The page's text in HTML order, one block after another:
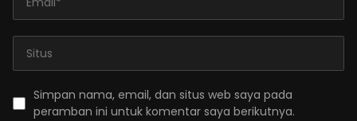
Simpan nama, email, dan situs web saya pada
peramban ini untuk komentar saya berikutnya.